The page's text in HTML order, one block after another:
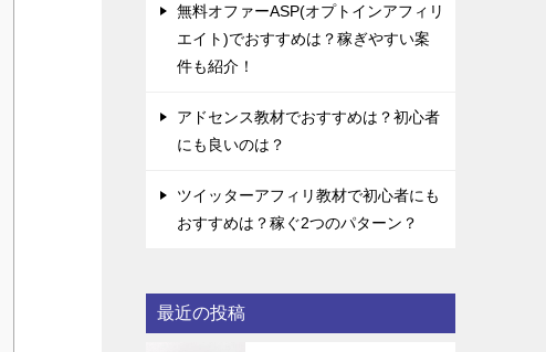
無料オファーASP(オプトインアフィリ
エイト)でおすすめは？稼ぎやすい案
件も紹介！
アドセンス教材でおすすめは？初心者
にも良いのは？
ツイッターアフィリ教材で初心者にも
おすすめは？稼ぐ2つのパターン？
最近の投稿